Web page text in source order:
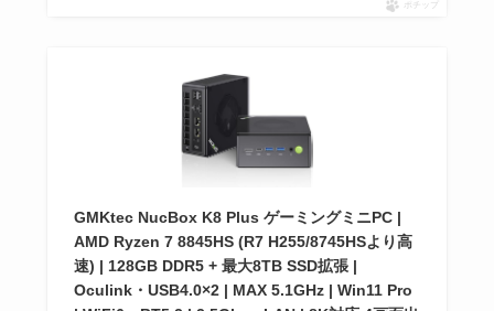
ポチップ
GMKtec NucBox K8 Plus ゲーミングミニPC |
AMD Ryzen 7 8845HS (R7 H255/8745HSより高
速) | 128GB DDR5 + 最大8TB SSD拡張 |
Oculink・USB4.0×2 | MAX 5.1GHz | Win11 Pro